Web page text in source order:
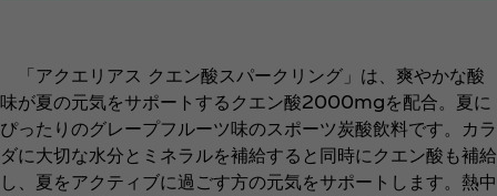
「アクエリアス クエン酸スパークリング」は、爽やかな酸
味が夏の元気をサポートするクエン酸2000mgを配合。夏に
ぴったりのグレープフルーツ味のスポーツ炭酸飲料です。カラ
ダに大切な水分とミネラルを補給すると同時にクエン酸も補給
し、夏をアクティブに過ごす方の元気をサポートします。熱中